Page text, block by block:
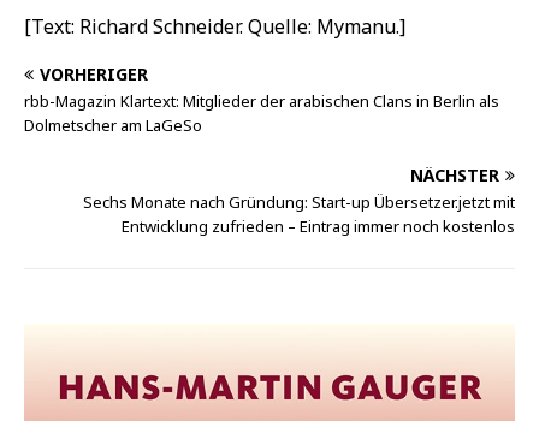
[Text: Richard Schneider. Quelle: Mymanu.]
VORHERIGER
rbb-Magazin Klartext: Mitglieder der arabischen Clans in Berlin als
Dolmetscher am LaGeSo
NÄCHSTER
Sechs Monate nach Gründung: Start-up Übersetzer.jetzt mit
Entwicklung zufrieden – Eintrag immer noch kostenlos